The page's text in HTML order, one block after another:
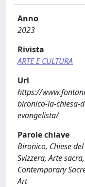
Anno
2023
Rivista
ARTE E CULTURA
Url
https://
bironico-la-chiesa-
evangelista/
Parole chiave
Bironico, Chiese
Svizzera, Arte
Contemporary
Art